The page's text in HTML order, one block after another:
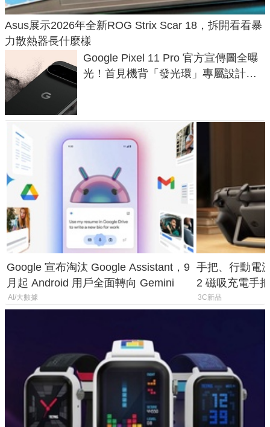
Asus展示2026年全新ROG Strix Scar 18，拆開看看暴
力散熱器長什麼樣
Google Pixel 11 Pro 官方宣傳圖全曝
光！首見機背「發光環」專屬設計、
Google 宣布淘汰 Google Assistant，9
月起 Android 用戶全面轉向 Gemini
AI/大數據
手把、行動電
2 磁吸充電手
倍
3C新品